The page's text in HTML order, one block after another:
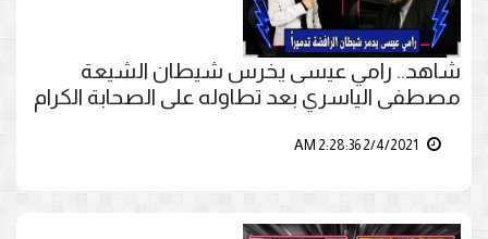
شاهد.. رامي عيسى يخرس شيطان الشيعة
مصطفى الياسري بعد تطاوله على الصحابة الكرام